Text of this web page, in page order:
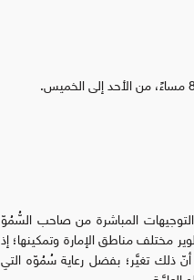
المبذولة في ظلّ التوجيهات المباشرة من صاحب السُّمُوّ
مختلف مناطق الإمارة وتمكينها؛ إذ
أنّ ذلك تغيَّر؛ بفضل رعاية سُمُوّه التي